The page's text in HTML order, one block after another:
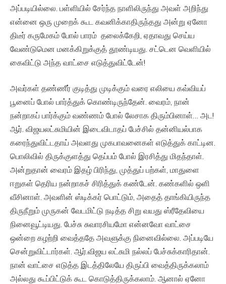
அப்படியில்லை. பள்ளியில் சேர்ந்த நாளிலிருந்து அவள் அறிந்து
என்னை ஒரு முறைக் கூட கவனிக்காதிருந்தது அன்று ஏனோ
திடீர் கருமேகம் போல் பாரம் தலைக்கேறி, ஏதாவது செய்ய
வேண்டுமென மனக்கிறுக்குத் தூண்டியது. சட்டென வெளியில்
கைவிட்டு அந்த வாட்சை எடுத்துவிட்டேன்!
அவர்கள் தண்ணீர் குடித்து முடிக்கும் வரை எலியை கவ்வியப்
பூனைப் போல் பார்த்துக் கொண்டிருந்தேன். வைரம், நான்
நன்றாகப் பார்க்கும் வண்ணம் போல் லேசாக திரும்பினாள்… அட!
ஆர். விஜயலட்சுமியின் இடைவிடாதப் பேச்சில் தன்னியல்பாக
கரைந்துவிட்டதாய் அவளது முகபாவனைகள் எடுத்துக் காட்டின.
பொலிவில் திருக்குளத்து தெப்பம் போல் இரசித்து மிதந்தாள்.
அன்றுதான் வைரம் இதழ் பிரிந்து, முத்துப் பற்கள், மாதுளை
ஈறுகள் தெரிய நன்றாகச் சிரித்துக் கண்டேன். கண்களில் ஒளி
வீசினாள். அவளின் ஸ்டிக்கர் பொட்டும், அதைத் தாங்கியிருந்த
திருநீறும் முருகன் வேடமிட்டு நடித்த சிறு வயது ஸ்ரீதேவியை
நினைவூட்டியது. பேச்சு சுவாரசியமோ என்னவோ வாட்சை
ஒன்றை கழற்றி வைத்ததே அவளுக்கு நினைவில்லை. அப்படியே
சென்றுவிட்டார்கள். ஆர்.விஜய லட்சுமி நல்லப் பேச்சுக்காரிதான்.
நான் வாட்சை எடுத்த இடத்திலேயே திருப்பி வைத்திருக்கலாம்
அல்லது கூப்பிட்டுக் கூட கொடுத்திருக்கலாம். ஆனால் ஏனோ